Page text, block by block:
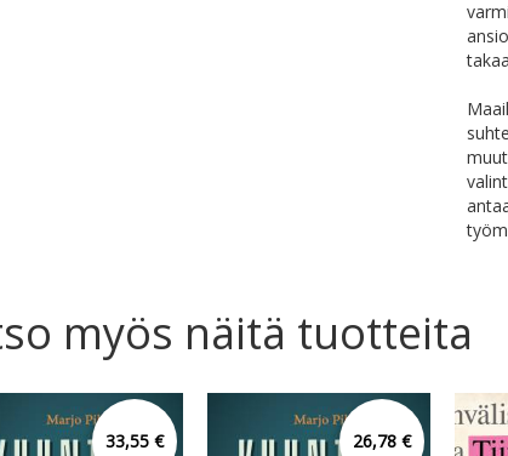
myös näitä tuotteita
33,55 € 26,78 €